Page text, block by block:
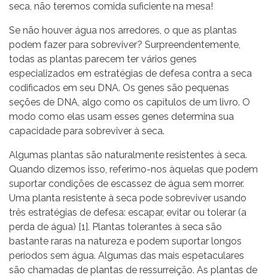
seca, não teremos comida suficiente na mesa!
Se não houver água nos arredores, o que as plantas
podem fazer para sobreviver? Surpreendentemente,
todas as plantas parecem ter vários genes
especializados em estratégias de defesa contra a seca
codificados em seu DNA. Os genes são pequenas
seções de DNA, algo como os capítulos de um livro. O
modo como elas usam esses genes determina sua
capacidade para sobreviver à seca.
Algumas plantas são naturalmente resistentes à seca.
Quando dizemos isso, referimo-nos àquelas que podem
suportar condições de escassez de água sem morrer.
Uma planta resistente à seca pode sobreviver usando
três estratégias de defesa: escapar, evitar ou tolerar (a
perda de água) [1]. Plantas tolerantes à seca são
bastante raras na natureza e podem suportar longos
períodos sem água. Algumas das mais espetaculares
são chamadas de plantas de ressurreição. As plantas de